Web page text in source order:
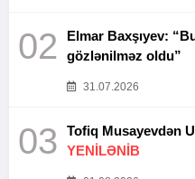
02
Elmar Baxşıyev:
gözlənilməz oldu”
31.07.2026
03
YENİLƏNİB